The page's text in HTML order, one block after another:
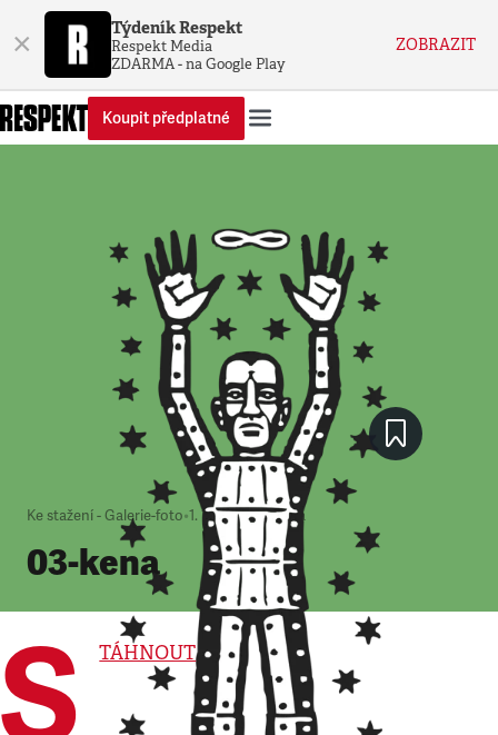
× Týdeník Respekt
Respekt Media
ZDARMA - na Google Play
ZOBRAZIT
Koupit předplatné
Ke stažení - Galerie-foto•1. 1. 2000•1minuta
03-kena
S TÁHNOUT